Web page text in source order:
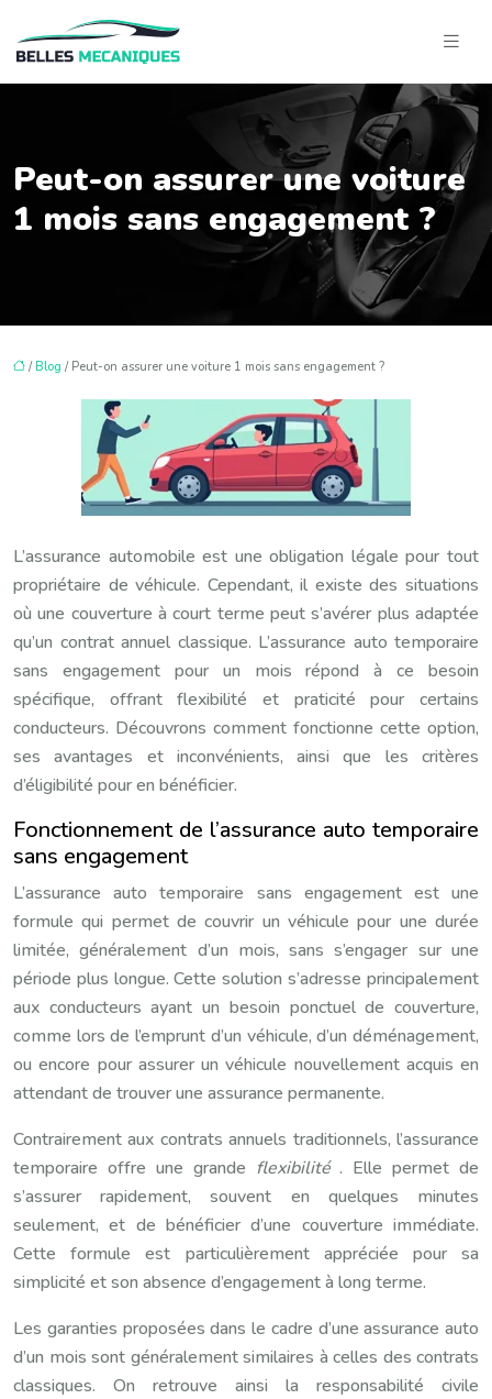
Peut-on assurer une voiture
1 mois sans engagement ?
/ Blog / Peut-on assurer une voiture 1 mois sans engagement ?
L’assurance automobile est une obligation légale pour tout
propriétaire de véhicule. Cependant, il existe des situations
où une couverture à court terme peut s’avérer plus adaptée
qu’un contrat annuel classique. L’assurance auto temporaire
sans engagement pour un mois répond à ce besoin
spécifique, offrant flexibilité et praticité pour certains
conducteurs. Découvrons comment fonctionne cette option,
ses avantages et inconvénients, ainsi que les critères
d’éligibilité pour en bénéficier.
Fonctionnement de l’assurance auto temporaire
sans engagement
L’assurance auto temporaire sans engagement est une
formule qui permet de couvrir un véhicule pour une durée
limitée, généralement d’un mois, sans s’engager sur une
période plus longue. Cette solution s’adresse principalement
aux conducteurs ayant un besoin ponctuel de couverture,
comme lors de l’emprunt d’un véhicule, d’un déménagement,
ou encore pour assurer un véhicule nouvellement acquis en
attendant de trouver une assurance permanente.
Contrairement aux contrats annuels traditionnels, l’assurance
temporaire offre une grande flexibilité. Elle permet de
s’assurer rapidement, souvent en quelques minutes
seulement, et de bénéficier d’une couverture immédiate.
Cette formule est particulièrement appréciée pour sa
simplicité et son absence d’engagement à long terme.
Les garanties proposées dans le cadre d’une assurance auto
d’un mois sont généralement similaires à celles des contrats
classiques. On retrouve ainsi la responsabilité civile